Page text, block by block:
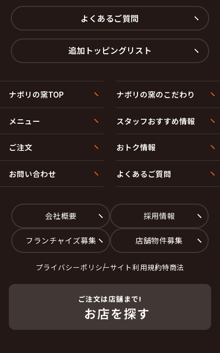
よくあるご質問
追加トッピングリスト
ナポリの窯TOP ナポリの窯のこだわり
メニュー スタッフおすすめ情報
ご注文 おトク情報
お問い合わせ よくあるご質問
会社概要 採用情報
フランチャイズ募集 店舗物件募集
プライバシーポリシーサイト利用規約特商法
ご注文は店舗まで!
お店を探す